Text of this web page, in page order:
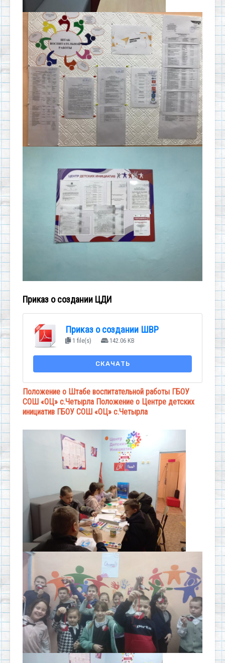
Приказ о создании ЦДИ
Приказ о создании ШВР
1 file(s) 142.06 KB
СКАЧАТЬ
Положение о Штабе воспитательной работы ГБОУ
СОШ «ОЦ» с.Четырла Положение о Центре детских
инициатив ГБОУ СОШ «ОЦ» с.Четырла